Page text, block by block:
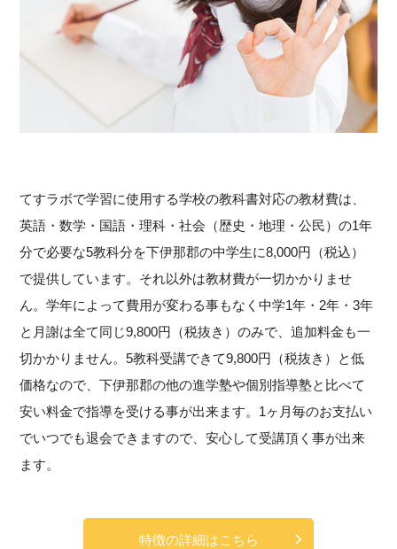
てすラボで学習に使用する学校の教科書対応の教材費は、
英語・数学・国語・理科・社会（歴史・地理・公民）の1年
分で必要な5教科分を下伊那郡の中学生に8,000円（税込）
で提供しています。それ以外は教材費が一切かかりませ
ん。学年によって費用が変わる事もなく中学1年・2年・3年
と月謝は全て同じ9,800円（税抜き）のみで、追加料金も一
切かかりません。5教科受講できて9,800円（税抜き）と低
価格なので、下伊那郡の他の進学塾や個別指導塾と比べて
安い料金で指導を受ける事が出来ます。1ヶ月毎のお支払い
でいつでも退会できますので、安心して受講頂く事が出来
ます。
特徴の詳細はこちら